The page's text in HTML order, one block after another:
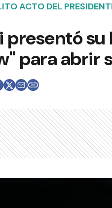
ACTO DEL
presentó su
para abrir